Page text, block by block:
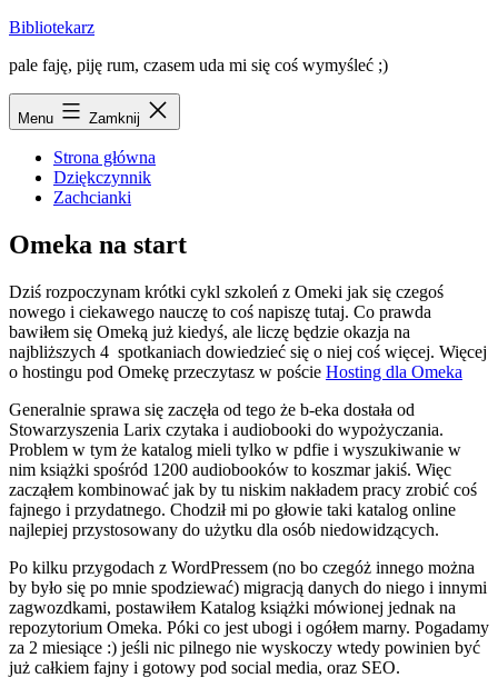
Przejdź
treści
Bibliotekarz
pale faję, piję rum, czasem uda mi się coś wymyśleć ;)
Menu Zamknij
Strona główna
Dziękczynnik
Zachcianki
Omeka na start
Dziś rozpoczynam krótki cykl szkoleń z Omeki jak się czegoś
nowego i ciekawego nauczę to coś napiszę tutaj. Co prawda
bawiłem się Omeką już kiedyś, ale liczę będzie okazja na
najbliższych 4 spotkaniach dowiedzieć się o niej coś więcej. Więcej
o hostingu pod Omekę przeczytasz w poście Hosting dla Omeka
Generalnie sprawa się zaczęła od tego że b-eka dostała od
Stowarzyszenia Larix czytaka i audiobooki do wypożyczania.
Problem w tym że katalog mieli tylko w pdfie i wyszukiwanie w
nim książki spośród 1200 audiobooków to koszmar jakiś. Więc
zacząłem kombinować jak by tu niskim nakładem pracy zrobić coś
fajnego i przydatnego. Chodził mi po głowie taki katalog online
najlepiej przystosowany do użytku dla osób niedowidzących.
Po kilku przygodach z WordPressem (no bo czegóż innego można
by było się po mnie spodziewać) migracją danych do niego i innymi
zagwozdkami, postawiłem Katalog książki mówionej jednak na
repozytorium Omeka. Póki co jest ubogi i ogółem marny. Pogadamy
za 2 miesiące :) jeśli nic pilnego nie wyskoczy wtedy powinien być
już całkiem fajny i gotowy pod social media, oraz SEO.